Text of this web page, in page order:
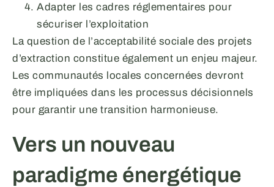
Adapter les cadres réglementaires pour
sécuriser l’exploitation
La question de l’acceptabilité sociale des projets
d’extraction constitue également un enjeu majeur.
Les communautés locales concernées devront
être impliquées dans les processus décisionnels
pour garantir une transition harmonieuse.
Vers un nouveau
paradigme énergétique